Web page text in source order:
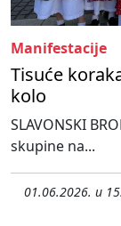
Manifestacije
Tisuće
kolo
SLAVONSKI
skupine na...
01.06.2026. u